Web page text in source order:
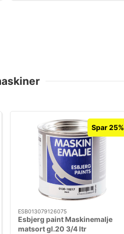
Spar 25%
ESB013079126075
Esbjerg paint Maskinemalje
matsort gl.20 3/4 ltr